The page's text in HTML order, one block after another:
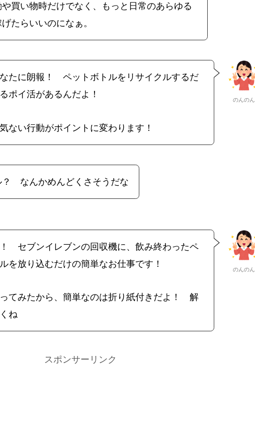
買い物時だけでなく、もっと日常のあらゆる
たらいいのになぁ。
のんのん
たに朗報！ ペットボトルをリサイクルするだ
ポイ活があるんだよ！
ない行動がポイントに変わります！
？ なんかめんどくさそうだな
のんのん
セブンイレブンの回収機に、飲み終わったペ
を放り込むだけの簡単なお仕事です！
てみたから、簡単なのは折り紙付きだよ！ 解
ね
スポンサーリンク